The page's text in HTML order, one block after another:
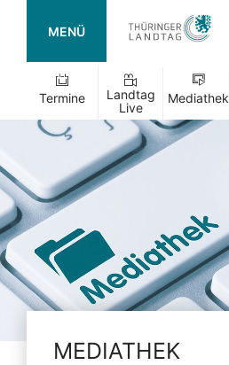
MENÜ
Termine
Landtag
Live
Mediathek
MEDIATHEK